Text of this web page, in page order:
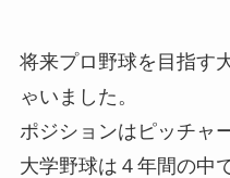
将来プロ野球を目指す
ゃいました。
ポジションはピッチャ
大学野球は４年間の中